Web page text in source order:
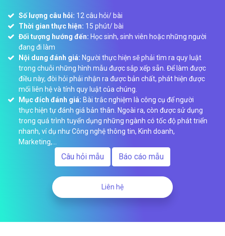
Số lượng câu hỏi: 12 câu hỏi/ bài
Thời gian thực hiện: 15 phút/ bài
Đối tượng hướng đến: Học sinh, sinh viên hoặc những người
đang đi làm
Nội dung đánh giá: Người thực hiện sẽ phải tìm ra quy luật
trong chuỗi những hình mẫu được sắp xếp sẵn. Để làm được
điều này, đòi hỏi phải nhận ra được bản chất, phát hiện được
mối liên hệ và tính quy luật của chúng.
Mục đích đánh giá: Bài trắc nghiệm là công cụ để người
thực hiện tự đánh giá bản thân. Ngoài ra, còn được sử dụng
trong quá trình tuyển dụng những ngành có tốc độ phát triển
nhanh, ví dụ như Công nghệ thông tin, Kinh doanh,
Marketing,...
Câu hỏi mẫu Báo cáo mẫu
Liên hệ